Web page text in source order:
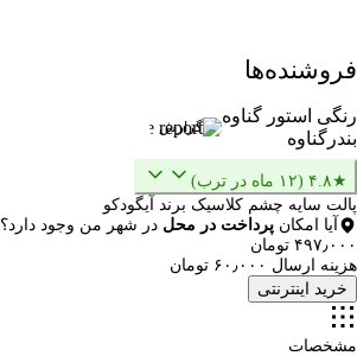
فروشنده‌ها
رنگی استور گناوه
بندرگناوه
گزارش
★۴.۸ (۱۲ ماه در ترب)
پالت سایه چشم کلاسیک برند آیگودکو
آیا امکان پرداخت در محل در شهر من وجود دارد؟
۴۹۷٫۰۰۰ تومان
هزینه ارسال ۶۰٫۰۰۰ تومان
خرید اینترنتی
مشخصات